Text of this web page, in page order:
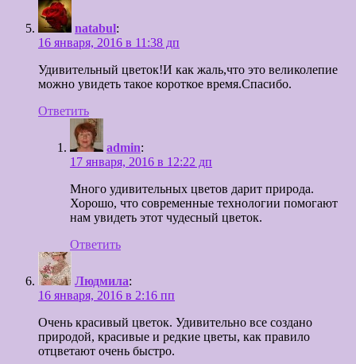
natabul:
16 января, 2016 в 11:38 дп
Удивительный цветок!И как жаль,что это великолепие
можно увидеть такое короткое время.Спасибо.
Ответить
admin:
17 января, 2016 в 12:22 дп
Много удивительных цветов дарит природа.
Хорошо, что современные технологии помогают
нам увидеть этот чудесный цветок.
Ответить
Людмила:
16 января, 2016 в 2:16 пп
Очень красивый цветок. Удивительно все создано
природой, красивые и редкие цветы, как правило
отцветают очень быстро.